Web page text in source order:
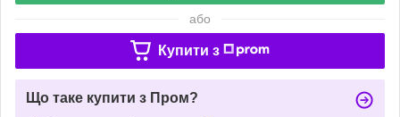
або
Купити з
Що таке купити з Пром?